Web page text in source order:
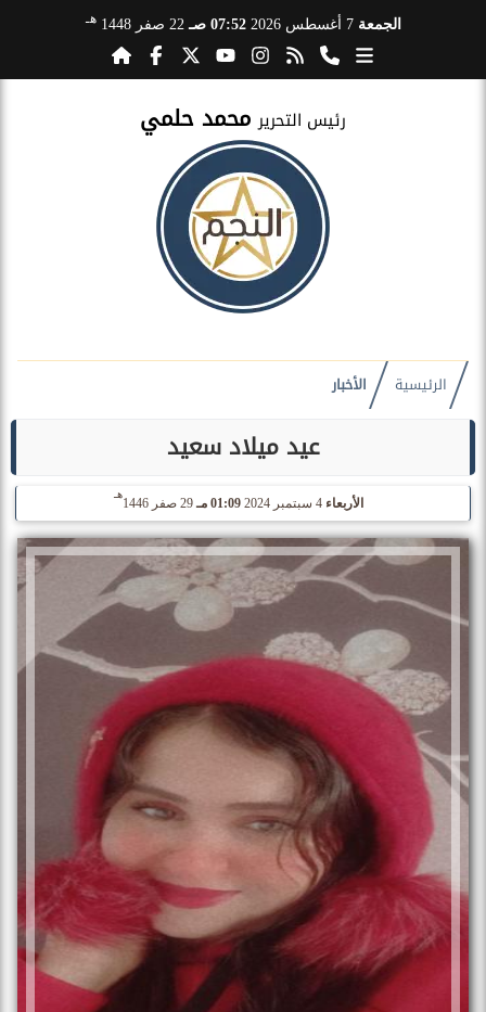
الجمعة 7 أغسطس 2026 07:52 صـ 22 صفر 1448 هـ
رئيس التحرير محمد حلمي
الرئيسية الأخبار
عيد ميلاد سعيد
الأربعاء 01:09 مـ 29 صفر 1446
هـ